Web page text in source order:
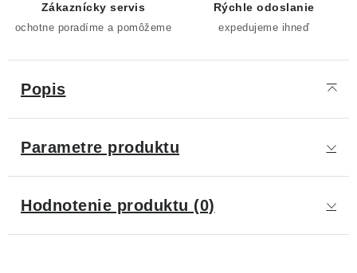
Zákaznícky servis
ochotne poradíme a pomôžeme
Rýchle odoslanie
expedujeme ihneď
Popis
Parametre produktu
Hodnotenie produktu (0)